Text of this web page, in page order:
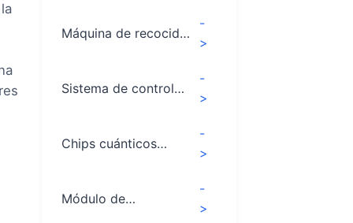
Máquina de recocido
-
>
Sistema de control
-
>
Chips cuánticos
-
>
Módulo de
-
>